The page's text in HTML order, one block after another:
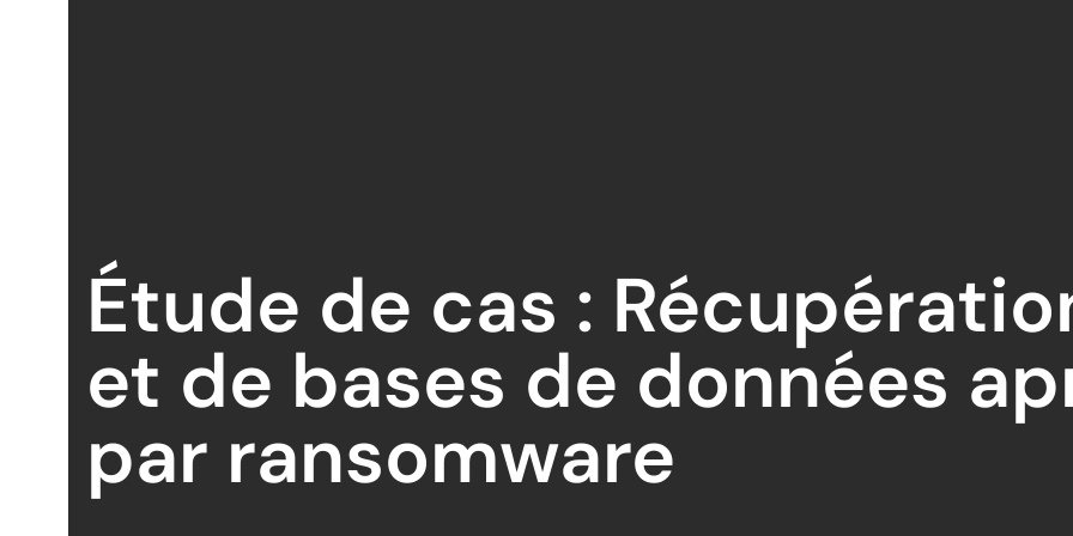
Étude de cas :
et de bases de données
par ransomware